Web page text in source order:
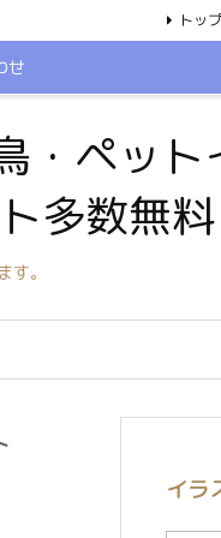
せ
トッ
ペット
多数無料
。
イラ